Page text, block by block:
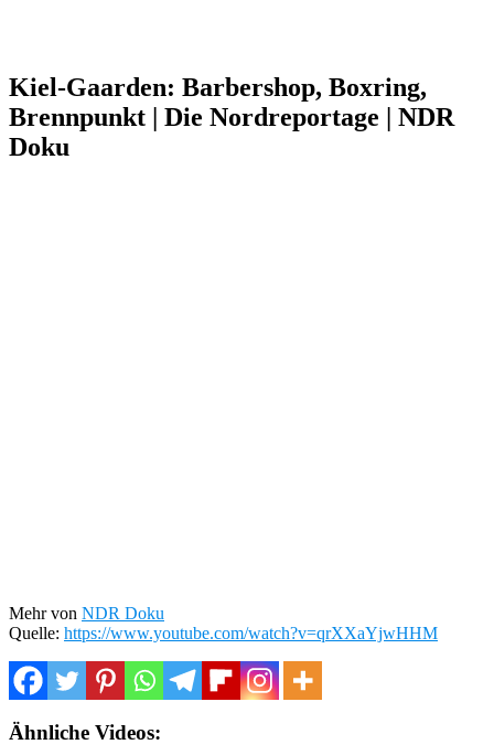
Kiel-Gaarden: Barbershop, Boxring,
Brennpunkt | Die Nordreportage | NDR
Doku
Mehr von NDR Doku
Quelle: https://www.youtube.com/watch?v=qrXXaYjwHHM
Ähnliche Videos: